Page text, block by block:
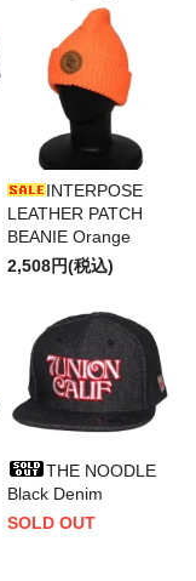
INTERPOSE
LEATHER PATCH
BEANIE Orange
2,508円(税込)
THE NOODLE
Black Denim
SOLD OUT